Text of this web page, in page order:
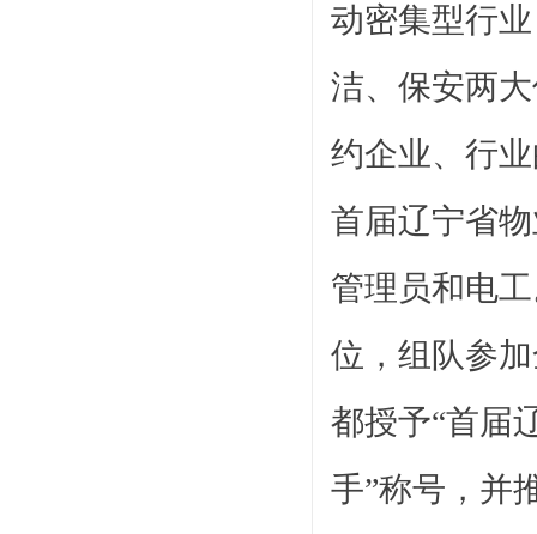
动密集型行
洁、保安两
约企业、行
首届辽宁省
管理员和电
位，组队参
都授予“首届
手”称号，并